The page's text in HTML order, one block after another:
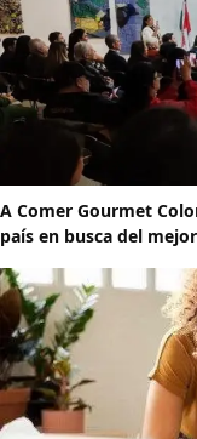
A Comer Gourmet
país en busca del